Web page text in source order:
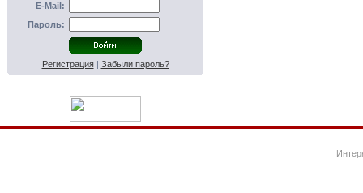
E-Mail:
Пароль:
Регистрация| Забыли пароль?